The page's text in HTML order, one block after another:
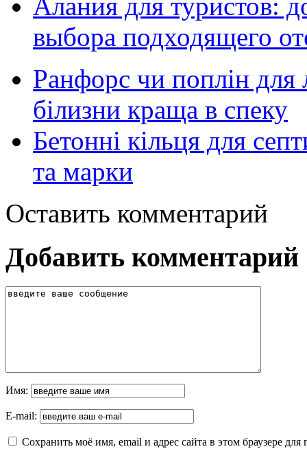
выбора подходящего
Ранфорс чи поплін для
білизни краща в спеку
Бетонні кільця для
та марки
Оставить комментарий
Добавить комментарий
Имя:
E-mail:
Сохранить моё имя, email и адрес сайта в этом браузере